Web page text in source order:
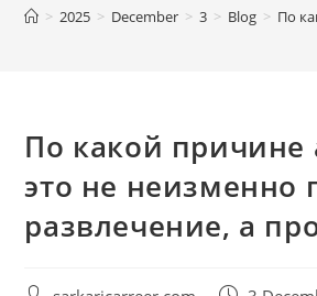
> 2025 > December > 3 > Blog > По
По какой причине
это не неизменно
развлечение, а